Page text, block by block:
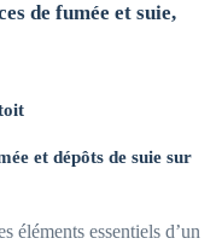
de fumée et suie,
et dépôts de suie sur
éléments essentiels d’un